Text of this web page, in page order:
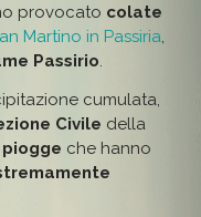
E
IN
provocato colate
Martino in Passiria,
Passirio.
cumulata,
Civile della
piogge che hanno